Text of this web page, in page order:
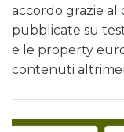
accordo grazie al
pubblicate su
e le property
contenuti